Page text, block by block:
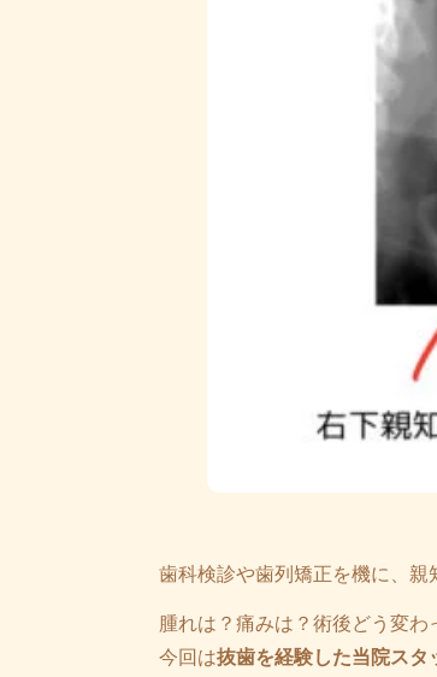
歯科検診や歯列矯正を機に、親
腫れは？痛みは？術後どう変わ
今回は抜歯を経験した当院スタ